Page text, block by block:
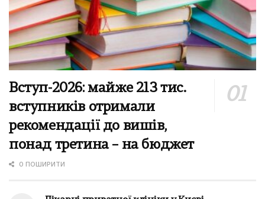
Вступ-2026: майже 213 тис.
вступників отримали
рекомендації до вишів,
понад третина – на бюджет
0 ПОШИРИТИ